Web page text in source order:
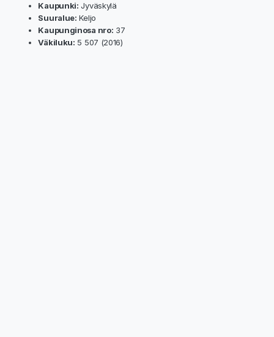
Kaupunki: Jyväskylä
Suuralue: Keljo
Kaupunginosa nro: 37
Väkiluku: 5 507 (2016)